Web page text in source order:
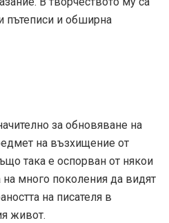
пътеписи и обширна
за обновяване на
на възхищение от
така е оспорван от някои
на много поколения да видят
на писателя в
живот.